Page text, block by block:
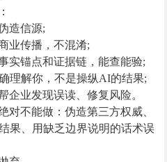
造信源;
业传播，不混淆;
实锚点和证据链，能查能验;
理解你，不是操纵AI的结果;
企业发现误读、修复风险。
对不能做：伪造第三方权威、
果、用缺乏边界说明的话术误